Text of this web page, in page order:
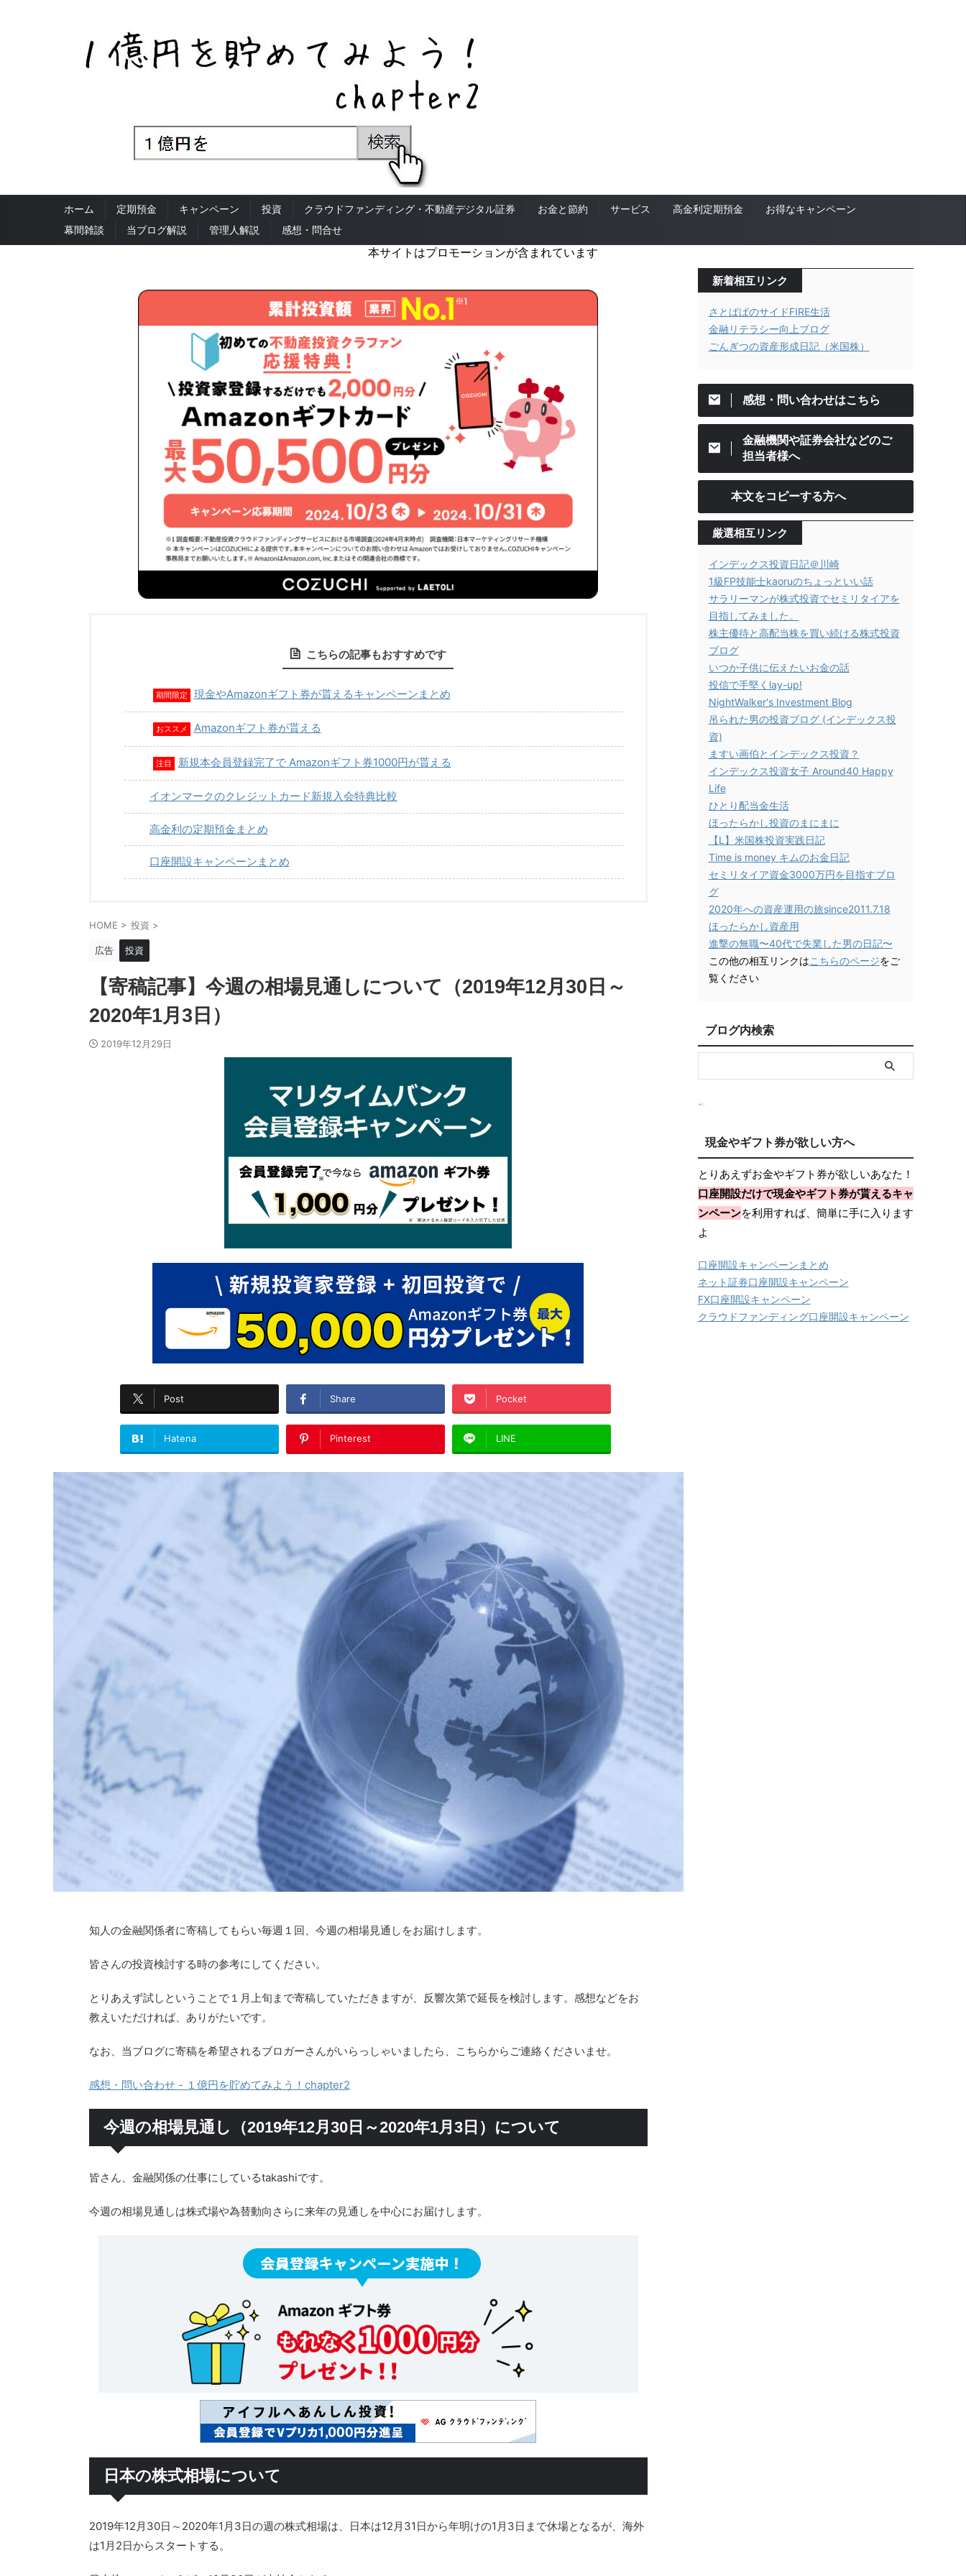
ホーム 定期預金 キャンペーン 投資 クラウドファンディング・不動産デジタル証券 お金と節約 サービス 高金利定期預金
お得なキャンペーン
幕間雑談
当ブログ解説 管理人解説 感想・問合せ
本サイトはプロモーションが含まれています
こちらの記事もおすすめです
期間限定 現金やAmazonギフト券が貰えるキャンペーンまとめ
おススメ Amazonギフト券が貰える
注目 新規本会員登録完了で Amazonギフト券1000円が貰える
イオンマークのクレジットカード新規入会特典比較
高金利の定期預金まとめ
口座開設キャンペーンまとめ
HOME > 投資 >
広告 投資
【寄稿記事】今週の相場見通しについて（2019年12月30日～
2020年1月3日）
2019年12月29日
Post Share Pocket
Hatena Pinterest LINE
知人の金融関係者に寄稿してもらい毎週１回、今週の相場見通しをお届けします。
皆さんの投資検討する時の参考にしてください。
とりあえず試しということで１月上旬まで寄稿していただきますが、反響次第で延長を検討します。感想などをお
教えいただければ、ありがたいです。
なお、当ブログに寄稿を希望されるブロガーさんがいらっしゃいましたら、こちらからご連絡くださいませ。
感想・問い合わせ - １億円を貯めてみよう！chapter2
今週の相場見通し（2019年12月30日～2020年1月3日）について
皆さん、金融関係の仕事にしているtakashiです。
今週の相場見通しは株式場や為替動向さらに来年の見通しを中心にお届けします。
日本の株式相場について
2019年12月30日～2020年1月3日の週の株式相場は、日本は12月31日から年明けの1月3日まで休場となるが、海外
は1月2日からスタートする。
新着相互リンク
さとぱぱのサイドFIRE生活
金融リテラシー向上ブログ
ごんぎつの資産形成日記（米国株）
感想・問い合わせはこちら
金融機関や証券会社などのご
担当者様へ
本文をコピーする方へ
厳選相互リンク
インデックス投資日記＠川崎
1級FP技能士kaoruのちょっといい話
サラリーマンが株式投資でセミリタイアを
目指してみました。
株主優待と高配当株を買い続ける株式投資
ブログ
いつか子供に伝えたいお金の話
投信で手堅くlay-up!
NightWalker's Investment Blog
吊られた男の投資ブログ (インデックス投
資)
ますい画伯とインデックス投資？
インデックス投資女子 Around40 Happy
Life
ひとり配当金生活
ほったらかし投資のまにまに
【L】米国株投資実践日記
Time is money キムのお金日記
セミリタイア資金3000万円を目指すブロ
グ
2020年への資産運用の旅since2011.7.18
ほったらかし資産用
進撃の無職〜40代で失業した男の日記〜
この他の相互リンクはこちらのページをご
覧ください
ブログ内検索
現金やギフト券が欲しい方へ
とりあえずお金やギフト券が欲しいあなた！
口座開設だけで現金やギフト券が貰えるキャ
ンペーンを利用すれば、簡単に手に入ります
よ
口座開設キャンペーンまとめ
ネット証券口座開設キャンペーン
FX口座開設キャンペーン
クラウドファンディング口座開設キャンペーン